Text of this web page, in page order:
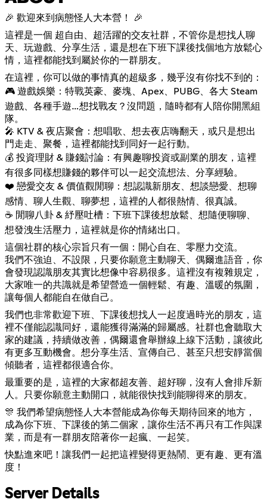
🎉 歡迎來到病態怪人大本營！ 🎉
這裡是一個 超自由、超活躍的交友社群，不管你是想找人聊
天、玩遊戲、分享生活，還是想在下班下課後找個地方放鬆心
情，這裡都能找到屬於你的一群朋友。
在這裡，你可以做的事情真的超級多，幾乎沒有你找不到的：
🎮 遊戲娛樂：特戰英豪、麥塊、Apex、PUBG、各大 Steam
遊戲、各種手遊…想找戰友？沒問題，隨時都有人陪你開黑組
隊。
🎤 KTV & 夜店聚會：想唱歌、想去夜店嗨翻天，或只是想出
門走走、聚餐，這裡都能找到同好一起行動。
💰 投資理財 & 賺錢討論：有興趣聊投資或副業的朋友，這裡
有很多同樣想賺錢的夥伴可以一起交流想法、分享經驗。
❤️ 戀愛交友 & 價值觀閒聊：想認識新朋友、想談戀愛、想聊
感情、聊人生觀、聊夢想，這裡的人都很熱情、很真誠。
☕ 閒聊八卦 & 紓壓吐槽：下班下課後想放鬆、想隨便聊聊、
想發洩生活壓力，這裡就是你的情緒出口。
這個社群的核心宗旨只有一個：開心自在、零壓力交流。
我們不強迫、不設限，只要你願意主動聊天、偶爾進語音，你
會發現認識朋友其實比想像中容易很多。這裡沒有複雜規定，
大家唯一的共識就是希望營造一個輕鬆、有趣、溫暖的氛圍，
讓每個人都能自在做自己。
我們也非常歡迎下班、下課後想找人一起度過時光的朋友，這
裡不僅能認識同好，還能獲得滿滿的歸屬感。社群也會聽取大
家的建議，持續做改善，偶爾還會舉辦線上線下活動，讓彼此
有更多互動機會。想分享生活、宣傳自己、甚至只想安靜當個
傾聽者，這裡都很適合你。
最重要的是，這裡的大家都超友善、超好聊，沒有人會排斥新
人。只要你願意主動開口，就能很快找到能聊得來的朋友。
🎊 我們希望病態怪人大本營能成為你每天期待回來的地方，
成為你下班、下課後的第二個家，讓你生活不再只有工作與課
業，而是有一群朋友陪著你一起瘋、一起笑。
快點進來吧！讓我們一起把這裡變得更熱鬧、更有趣、更有溫
度！
Server Details